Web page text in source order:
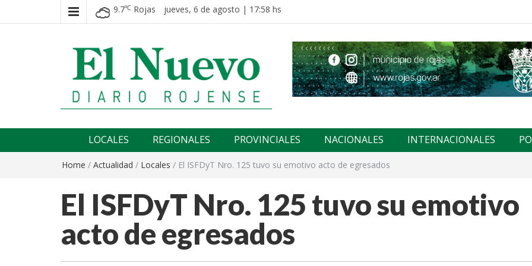
9.7℃ Rojas jueves, 6 de agosto | 17:58 hs
El nuevo rojense
LOCALES REGIONALES PROVINCIALES NACIONALES INTERNACIONALES
Home / Actualidad / Locales / El ISFDyT Nro. 125 tuvo su emotivo acto de egresados
El ISFDyT Nro. 125 tuvo su emotivo
acto de egresados